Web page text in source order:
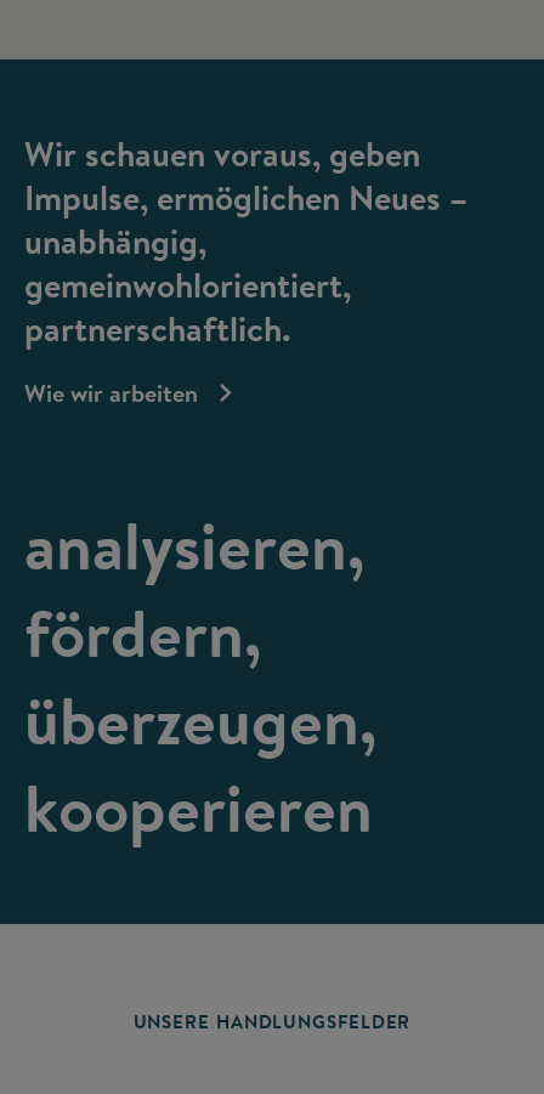
Wir schauen voraus, geben
Impulse, ermöglichen Neues –
unabhängig,
gemeinwohlorientiert,
partnerschaftlich.
Wie wir arbeiten
analysieren,
fördern,
überzeugen,
kooperieren
UNSERE HANDLUNGSFELDER